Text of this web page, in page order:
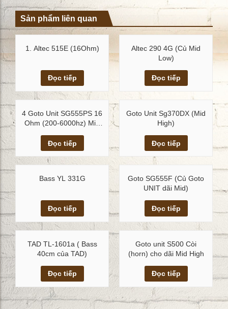
Sản phẩm liên quan
Xem chi tiết
1. Altec 515E (16Ohm)
Đọc tiếp
Xem chi tiết
Altec 290 4G (Củ Mid
Low)
Đọc tiếp
Xem chi tiết
4 Goto Unit SG555PS 16
Ohm (200-6000hz) Mid
Đọc tiếp
Xem chi tiết
Goto Unit Sg370DX (Mid
High)
Đọc tiếp
Xem chi tiết
Bass YL 331G
Đọc tiếp
Xem chi tiết
Goto SG555F (Củ Goto
UNIT dãi Mid)
Đọc tiếp
Xem chi tiết
TAD TL-1601a ( Bass
40cm của TAD)
Đọc tiếp
Xem chi tiết
Goto unit S500 Còi
(horn) cho dãi Mid High
Đọc tiếp